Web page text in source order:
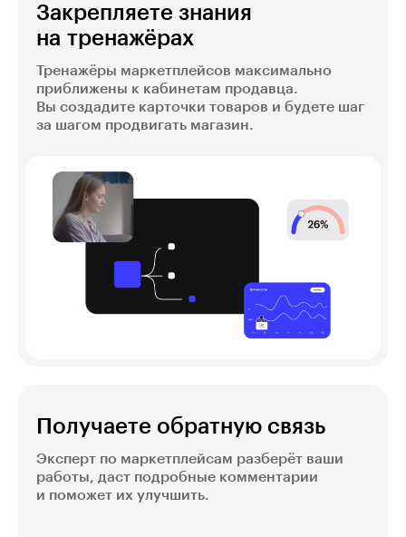
Закрепляете знания
на тренажёрах
Тренажёры маркетплейсов максимально
приближены к кабинетам продавца.
Вы создадите карточки товаров и будете шаг
за шагом продвигать магазин.
Получаете обратную связь
Эксперт по маркетплейсам разберёт ваши
работы, даст подробные комментарии
и поможет их улучшить.